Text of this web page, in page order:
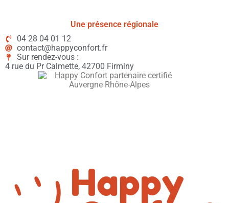
Une présence régionale
04 28 04 01 12
contact@happyconfort.fr
Sur rendez-vous :
4 rue du Pr Calmette, 42700 Firminy